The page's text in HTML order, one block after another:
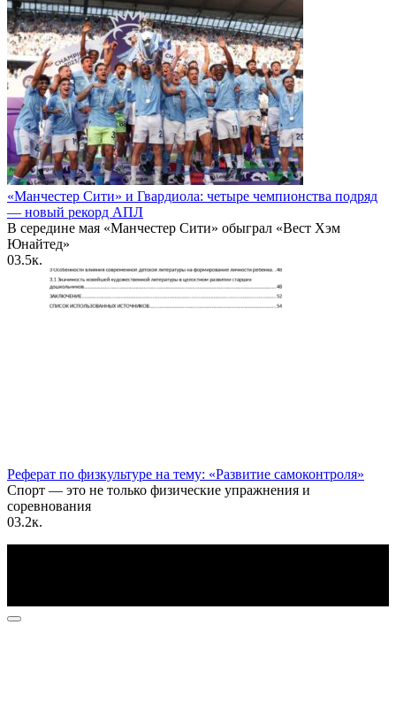
«Манчестер Сити» и Гвардиола: четыре чемпионства подряд
— новый рекорд АПЛ
В середине мая «Манчестер Сити» обыграл «Вест Хэм
Юнайтед»
03.5к.
Реферат по физкультуре на тему: «Развитие самоконтроля»
Спорт — это не только физические упражнения и
соревнования
03.2к.